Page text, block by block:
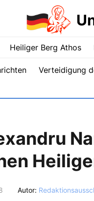
Heiliger Berg Athos
Verteidigung
Autor: